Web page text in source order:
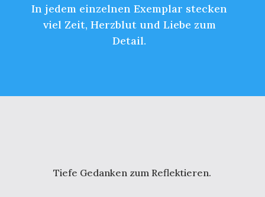
In jedem einzelnen Exemplar stecken
viel Zeit, Herzblut und Liebe zum
Detail.
Tiefe Gedanken zum Reflektieren.